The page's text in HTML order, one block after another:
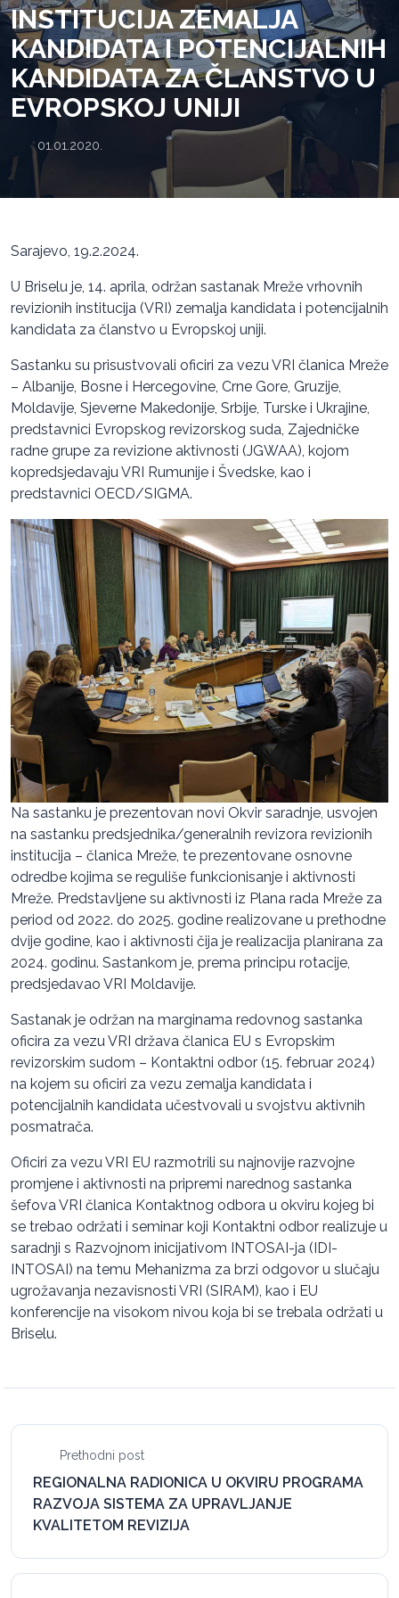
INSTITUCIJA ZEMALJA
KANDIDATA I POTENCIJALNIH
KANDIDATA ZA ČLANSTVO U
EVROPSKOJ UNIJI
01.01.2020.
Sarajevo, 19.2.2024.
U Briselu je, 14. aprila, održan sastanak Mreže vrhovnih
revizionih institucija (VRI) zemalja kandidata i potencijalnih
kandidata za članstvo u Evropskoj uniji.
Sastanku su prisustvovali oficiri za vezu VRI članica Mreže
– Albanije, Bosne i Hercegovine, Crne Gore, Gruzije,
Moldavije, Sjeverne Makedonije, Srbije, Turske i Ukrajine,
predstavnici Evropskog revizorskog suda, Zajedničke
radne grupe za revizione aktivnosti (JGWAA), kojom
kopredsjedavaju VRI Rumunije i Švedske, kao i
predstavnici OECD/SIGMA.
Na sastanku je prezentovan novi Okvir saradnje, usvojen
na sastanku predsjednika/generalnih revizora revizionih
institucija – članica Mreže, te prezentovane osnovne
odredbe kojima se reguliše funkcionisanje i aktivnosti
Mreže. Predstavljene su aktivnosti iz Plana rada Mreže za
period od 2022. do 2025. godine realizovane u prethodne
dvije godine, kao i aktivnosti čija je realizacija planirana za
2024. godinu. Sastankom je, prema principu rotacije,
predsjedavao VRI Moldavije.
Sastanak je održan na marginama redovnog sastanka
oficira za vezu VRI država članica EU s Evropskim
revizorskim sudom – Kontaktni odbor (15. februar 2024)
na kojem su oficiri za vezu zemalja kandidata i
potencijalnih kandidata učestvovali u svojstvu aktivnih
posmatrača.
Oficiri za vezu VRI EU razmotrili su najnovije razvojne
promjene i aktivnosti na pripremi narednog sastanka
šefova VRI članica Kontaktnog odbora u okviru kojeg bi
se trebao održati i seminar koji Kontaktni odbor realizuje u
saradnji s Razvojnom inicijativom INTOSAI-ja (IDI-
INTOSAI) na temu Mehanizma za brzi odgovor u slučaju
ugrožavanja nezavisnosti VRI (SIRAM), kao i EU
konferencije na visokom nivou koja bi se trebala održati u
Briselu.
Prethodni post
REGIONALNA RADIONICA U OKVIRU PROGRAMA
RAZVOJA SISTEMA ZA UPRAVLJANJE
KVALITETOM REVIZIJA